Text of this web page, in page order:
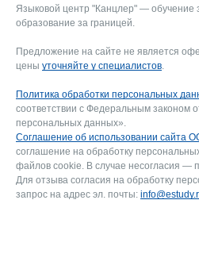
Языковой центр "Канцлер" — обучение
образование за границей.
Предложение на сайте не является
цены уточняйте у специалистов.
Политика обработки персональных
соответствии с Федеральным законом
персональных данных».
Соглашение об использовании сайта
соглашение на обработку
файлов cookie. В случае несогласия —
Для отзыва согласия на обработку
запрос на адрес эл. почты: